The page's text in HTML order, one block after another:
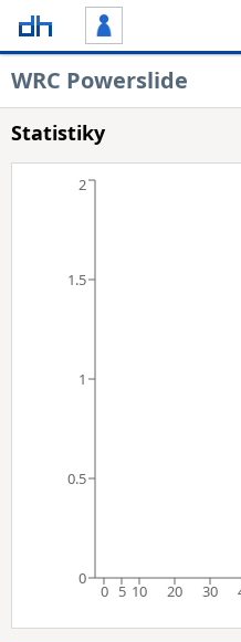
WRC Powerslide
Statistiky
0 5 10 20 30
0
0.5
1
1.5
2